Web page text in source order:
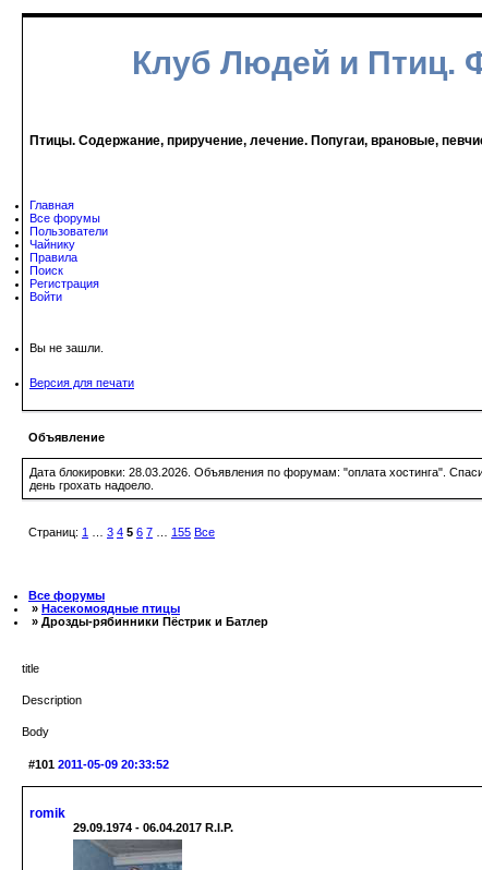
Клуб Людей и
Птицы. Содержание, приручение, лечение. Попугаи, врановые,
Главная
Все форумы
Пользователи
Чайнику
Правила
Поиск
Регистрация
Войти
Вы не зашли.
Версия для печати
Объявление
Дата блокировки: 28.03.2026. Объявления по форумам: "оплата хостинга".
день грохать надоело.
Страниц: 1 … 3 4 5 6 7 … 155 Все
Все форумы
» Насекомоядные птицы
» Дрозды-рябинники Пёстрик и Батлер
title
Description
Body
#101 2011-05-09 20:33:52
romik
29.09.1974 - 06.04.2017 R.I.P.